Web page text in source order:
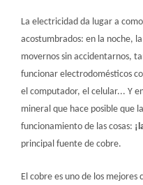
La electricidad da lugar a
acostumbrados: en la noche,
movernos sin accidentarnos,
funcionar electrodomésticos
el computador, el celular... Y
mineral que hace posible que
funcionamiento de las cosas:
principal fuente de cobre.
El cobre es uno de los